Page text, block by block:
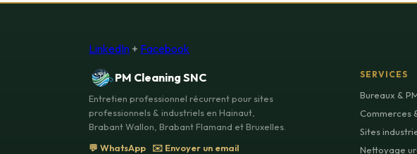
LinkedIn + Facebook
PM Cleaning SNC
Entretien professionnel récurrent pour sites
professionnels & industriels en Hainaut,
Brabant Wallon, Brabant Flamand et Bruxelles.
💬 WhatsApp
✉️ Envoyer un email
SERVICES
Bureaux &
Commerces
Sites
Nettoyage